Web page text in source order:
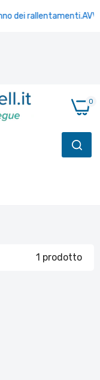
dei rallentamenti.
0
1 prodotto